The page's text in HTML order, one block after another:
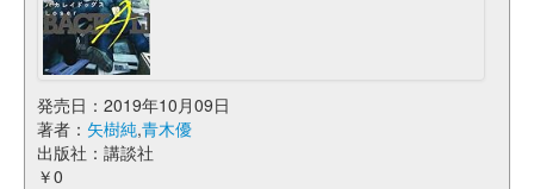
発売日：2019年10月09日
著者： 矢樹純,青木優
出版社：講談社
￥0